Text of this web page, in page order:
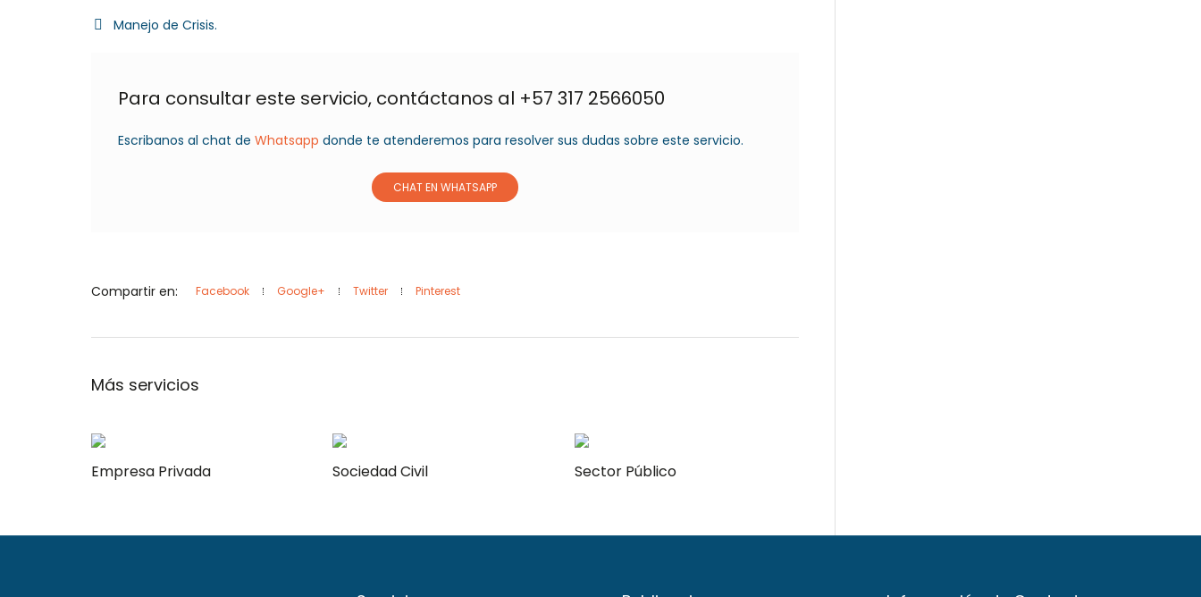
Manejo de Crisis.
Para consultar este servicio, contáctanos al +57 317 2566050
Escribanos al chat de Whatsapp donde te atenderemos para resolver sus dudas sobre este servicio.
CHAT EN WHATSAPP
Compartir en: Facebook Google+ Twitter Pinterest
Más servicios
Empresa Privada Sociedad Civil Sector Público